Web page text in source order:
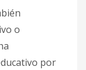
o
por